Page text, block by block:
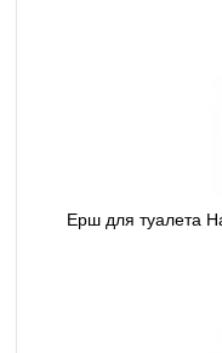
Ерш для туалета